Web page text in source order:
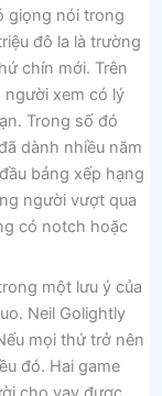
giọng nói trong
đô la là trường
chín mới. Trên
xem có lý
Trong số đó
dành nhiều năm
bảng xếp hạng
người vượt qua
có notch hoặc
một lưu ý của
Neil Golightly
mọi thứ trở nên
đó. Hai game